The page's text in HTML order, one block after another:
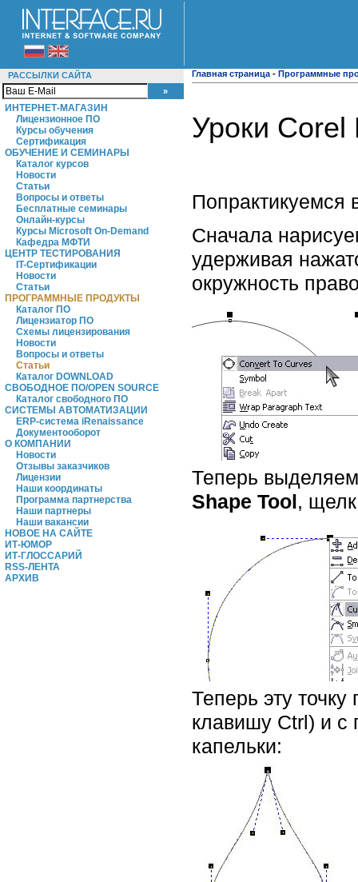
РАССЫЛКИ САЙТА
ИНТЕРНЕТ-МАГАЗИН
Лицензионное ПО
Курсы обучения
Сертификация
ОБУЧЕНИЕ И СЕМИНАРЫ
Каталог курсов
Новости
Статьи
Вопросы и ответы
Бесплатные семинары
Онлайн-курсы
Курсы Microsoft On-Demand
Кафедра МФТИ
ЦЕНТР ТЕСТИРОВАНИЯ
IT-Сертификации
Новости
Статьи
ПРОГРАММНЫЕ ПРОДУКТЫ
Каталог ПО
Лицензиатор ПО
Схемы лицензирования
Новости
Вопросы и ответы
Статьи
Каталог DOWNLOAD
СВОБОДНОЕ ПО/OPEN SOURCE
Каталог свободного ПО
СИСТЕМЫ АВТОМАТИЗАЦИИ
ERP-система iRenaissance
Документооборот
О КОМПАНИИ
Новости
Отзывы заказчиков
Лицензии
Наши координаты
Программа партнерства
Наши партнеры
Наши вакансии
НОВОЕ НА САЙТЕ
ИТ-ЮМОР
ИТ-ГЛОССАРИЙ
RSS-ЛЕНТА
АРХИВ
Главная страница - Программные
Уроки Corel
Попрактикуемся
Сначала
удерживая
окружность
Теперь
Shape Tool,
Теперь эту
клавишу Ctrl) и
капельки: